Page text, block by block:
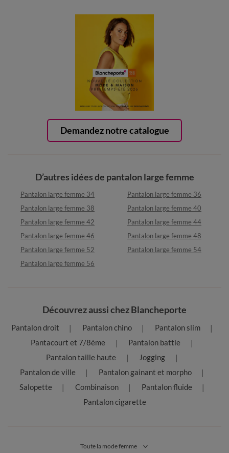
Demandez notre catalogue
D’autres idées de pantalon large femme
Pantalon large femme 34
Pantalon large femme 36
Pantalon large femme 38
Pantalon large femme 40
Pantalon large femme 42
Pantalon large femme 44
Pantalon large femme 46
Pantalon large femme 48
Pantalon large femme 52
Pantalon large femme 54
Pantalon large femme 56
Découvrez aussi chez Blancheporte
Pantalon droit Pantalon chino
Pantalon slim
Pantacourt et 7/8ème
Pantalon battle
Pantalon taille haute
Jogging
Pantalon de ville
Pantalon gainant et morpho
Salopette
Combinaison
Pantalon fluide
Pantalon cigarette
Toute la mode femme